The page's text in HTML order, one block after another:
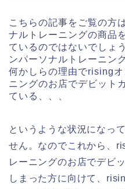
こちらの記事をご覧の方
ナルトレーニングの商品
ているのではないでしょ
ンパーソナルトレーニン
何かしらの理由でrising
ニングのお店でデビット
ている、、、
というような状況になっ
せん。なのでこれから、
レーニングのお店でデビ
しまった方に向けて、